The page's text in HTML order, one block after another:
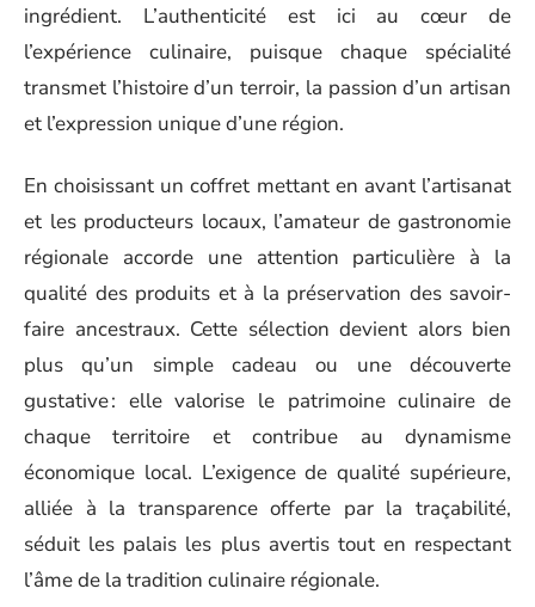
ingrédient. L’authenticité est ici au cœur de
l’expérience culinaire, puisque chaque spécialité
transmet l’histoire d’un terroir, la passion d’un artisan
et l’expression unique d’une région.
En choisissant un coffret mettant en avant l’artisanat
et les producteurs locaux, l’amateur de gastronomie
régionale accorde une attention particulière à la
qualité des produits et à la préservation des savoir-
faire ancestraux. Cette sélection devient alors bien
plus qu’un simple cadeau ou une découverte
gustative : elle valorise le patrimoine culinaire de
chaque territoire et contribue au dynamisme
économique local. L’exigence de qualité supérieure,
alliée à la transparence offerte par la traçabilité,
séduit les palais les plus avertis tout en respectant
l’âme de la tradition culinaire régionale.